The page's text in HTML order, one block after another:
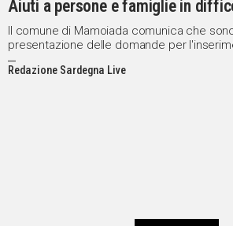
Aiuti a persone e famiglie in
Il comune di Mamoiada comunica che
presentazione delle domande per
regionale per il sostegno economico a
situazione di povertà e disagio riferite
Redazione Sardegna Live